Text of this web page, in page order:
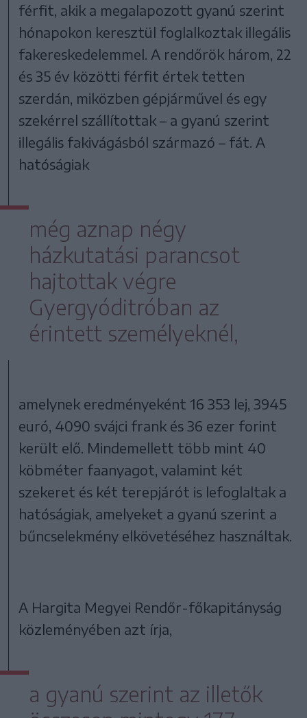
férfit, akik a megalapozott gyanú szerint
hónapokon keresztül foglalkoztak illegális
fakereskedelemmel. A rendőrök három, 22
és 35 év közötti férfit értek tetten
szerdán, miközben gépjárművel és egy
szekérrel szállítottak – a gyanú szerint
illegális fakivágásból származó – fát. A
hatóságiak
még aznap négy
házkutatási parancsot
hajtottak végre
Gyergyóditróban az
érintett személyeknél,
amelynek eredményeként 16 353 lej, 3945
euró, 4090 svájci frank és 36 ezer forint
került elő. Mindemellett több mint 40
köbméter faanyagot, valamint két
szekeret és két terepjárót is lefoglaltak a
hatóságiak, amelyeket a gyanú szerint a
bűncselekmény elkövetéséhez használtak.
A Hargita Megyei Rendőr-főkapitányság
közleményében azt írja,
a gyanú szerint az illetők